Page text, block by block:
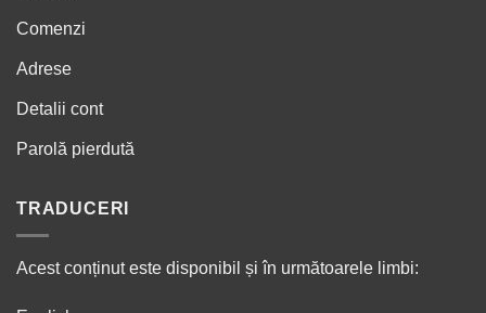
Comenzi
Adrese
Detalii cont
Parolă pierdută
TRADUCERI
Acest conținut este disponibil și în următoarele limbi: